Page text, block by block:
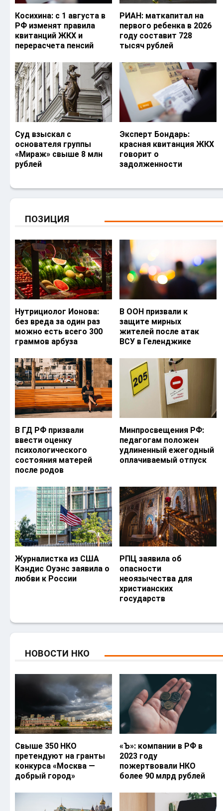
Косихина: с 1 августа в
РФ изменят правила
квитанций ЖКХ и
перерасчета пенсий
РИАН: маткапитал на
первого ребенка в 2026
году составит 728
тысяч рублей
Суд взыскал с
основателя группы
«Мираж» свыше 8 млн
рублей
Эксперт Бондарь:
красная квитанция ЖКХ
говорит о
задолженности
ПОЗИЦИЯ
Нутрициолог Ионова:
без вреда за один раз
можно есть всего 300
граммов арбуза
В ООН призвали к
защите мирных
жителей после атак
ВСУ в Геленджике
В ГД РФ призвали
ввести оценку
психологического
состояния матерей
после родов
Минпросвещения РФ:
педагогам положен
удлиненный ежегодный
оплачиваемый отпуск
Журналистка из США
Кэндис Оуэнс заявила о
любви к России
РПЦ заявила об
опасности
неоязычества для
христианских
государств
НОВОСТИ НКО
Свыше 350 НКО
претендуют на гранты
конкурса «Москва —
добрый город»
«Ъ‎»: компании в РФ в
2023 году
пожертвовали НКО
более 90 млрд рублей